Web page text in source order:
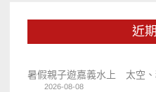
近
暑假親子遊嘉義水上 太空
2026-08-08